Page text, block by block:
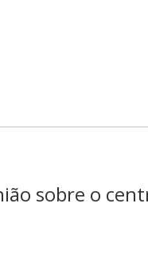
sobre o